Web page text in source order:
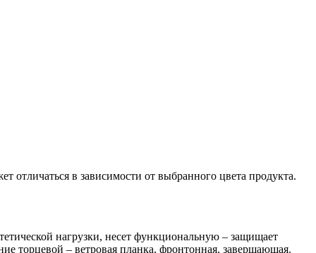
отличаться в зависимости от выбранного цвета продукта.
нагрузки, несет функциональную – защищает
торцевой – ветровая планка, фронтонная, завершающая.